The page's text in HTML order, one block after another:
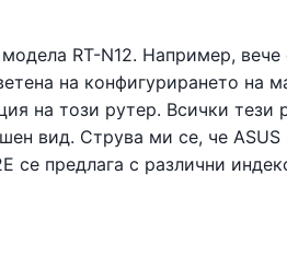
RT-N12. Например, вече
на конфигурирането на
на този рутер. Всички тези
вид. Струва ми се, че
се предлага с различни